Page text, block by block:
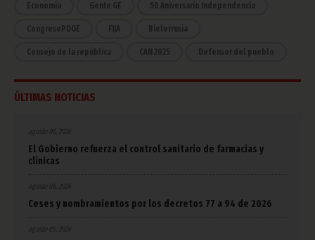
Economía Gente GE 50 Aniversario Independencia
CongresoPDGE FIJA Bielorrusia
Consejo de la república CAN 2025 Defensor del pueblo
ÚLTIMAS NOTICIAS
agosto 06, 2026
El Gobierno refuerza el control sanitario de farmacias y
clínicas
agosto 06, 2026
Ceses y nombramientos por los decretos 77 a 94 de 2026